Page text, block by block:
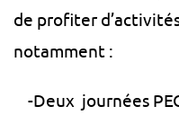
de profiter
notamment :
-Deux journées